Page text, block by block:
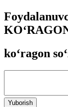
ko‘ragon
Yuborish